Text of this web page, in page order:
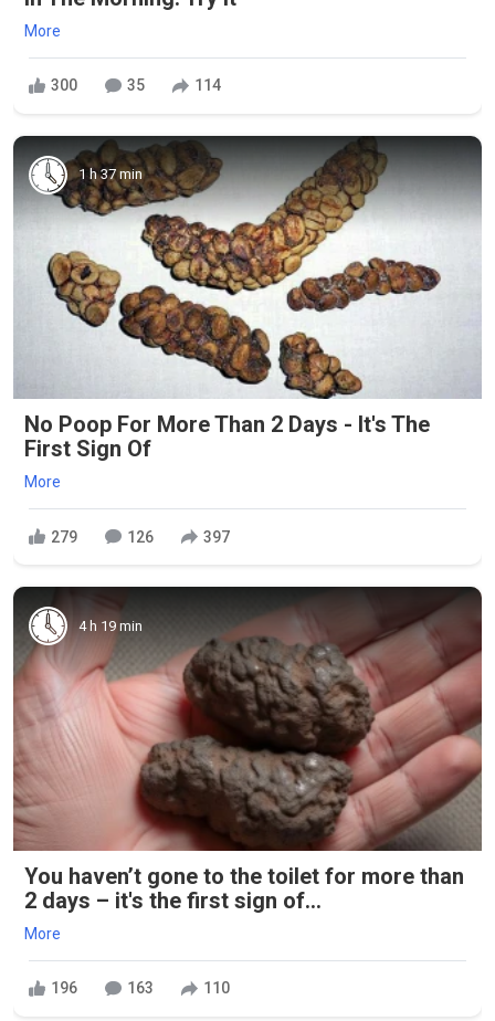
More
300 35 114
1 h 37 min
No Poop For More Than 2 Days - It's The
First Sign Of
More
279 126 397
4 h 19 min
You haven’t gone to the toilet for more than
2 days – it's the first sign of...
More
196 163 110